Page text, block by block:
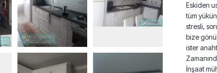
Eskiden
tüm
stresli,
bize
ister
İnşaat